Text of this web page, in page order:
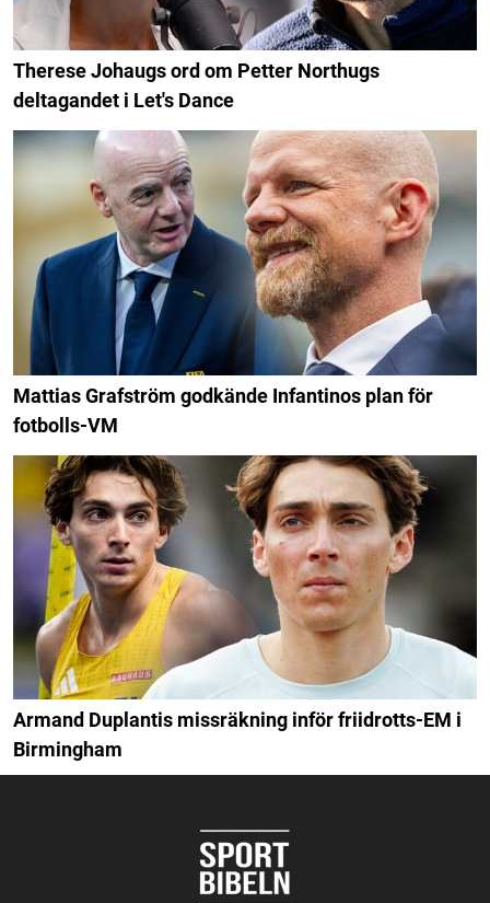
Therese Johaugs ord om Petter Northugs
deltagandet i Let's Dance
Mattias Grafström godkände Infantinos plan för
fotbolls-VM
Armand Duplantis missräkning inför friidrotts-EM i
Birmingham